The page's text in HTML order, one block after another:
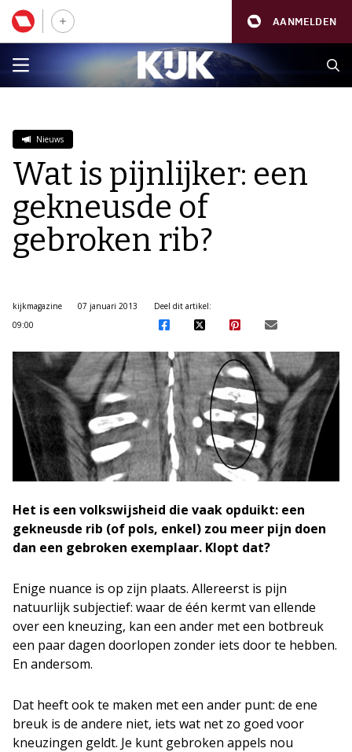
AANMELDEN
Nieuws
Wat is pijnlijker: een
gekneusde of
gebroken rib?
kijkmagazine
07 januari 2013
09:00
Deel dit artikel:
Het is een volkswijsheid die vaak opduikt: een
gekneusde rib (of pols, enkel) zou meer pijn doen
dan een gebroken exemplaar. Klopt dat?
Enige nuance is op zijn plaats. Allereerst is pijn
natuurlijk subjectief: waar de één kermt van ellende
over een kneuzing, kan een ander met een botbreuk
een paar dagen doorlopen zonder iets door te hebben.
En andersom.
Dat heeft ook te maken met een ander punt: de ene
breuk is de andere niet, iets wat net zo goed voor
kneuzingen geldt. Je kunt gebroken appels nou